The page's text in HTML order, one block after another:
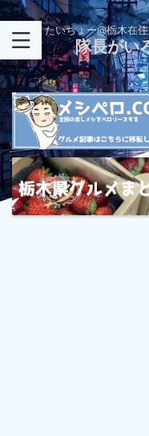
たいちょー@栃木在
隊長がい